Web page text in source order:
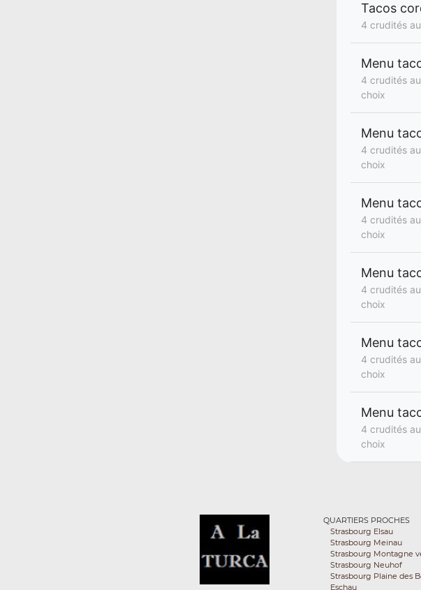
Tacos
4 crudités
Menu
4 crudités
choix
Menu
4 crudités
choix
Menu
4 crudités
choix
Menu
4 crudités
choix
Menu
4 crudités
choix
Menu
4 crudités
choix
QUARTIERS PROCHES
Strasbourg Elsau
Strasbourg Meinau
Strasbourg Montagne
Strasbourg Neuhof
Strasbourg Plaine des
Eschau